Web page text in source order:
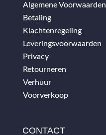
Algemene Voorwaarden
Betaling
Klachtenregeling
Leveringsvoorwaarden
Privacy
Retourneren
Verhuur
Voorverkoop
CONTACT